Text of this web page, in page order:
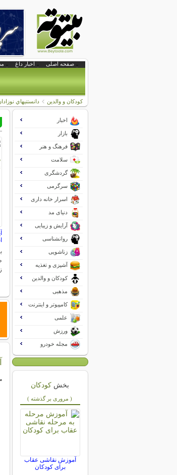
صفحه اصلی اخبار داغ
کودکان و والدین دانستنيهاي
اخبار
بازار
فرهنگ و هنر
سلامت
گردشگری
سرگرمی
اسرار خانه داری
دنیای مد
آرایش و زیبایی
روانشناسی
زناشویی
آشپزی و تغذیه
کودکان و والدین
مذهبی
کامپیوتر و اینترنت
علمی
ورزش
مجله خودرو
بخش کودکان
( مروری بر گذشته )
آموزش نقاشی عقاب
برای کودکان